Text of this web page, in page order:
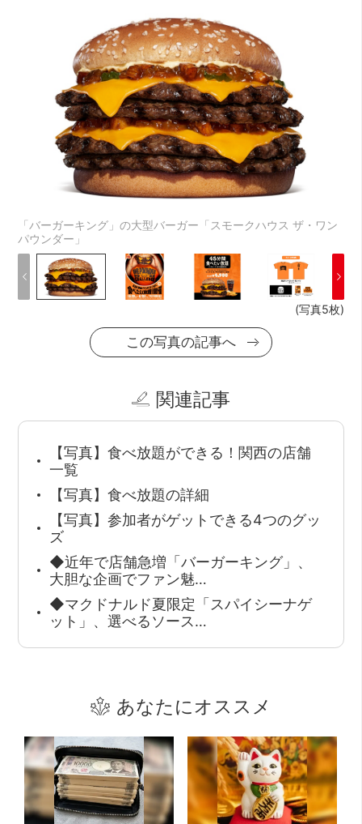
「バーガーキング」の大型バーガー「スモークハウス ザ・ワン
パウンダー」
(写真5枚)
この写真の記事へ
関連記事
【写真】食べ放題ができる！関西の店舗
一覧
【写真】食べ放題の詳細
【写真】参加者がゲットできる4つのグッ
ズ
◆近年で店舗急増「バーガーキング」、
大胆な企画でファン魅…
◆マクドナルド夏限定「スパイシーナゲ
ット」、選べるソース…
あなたにオススメ